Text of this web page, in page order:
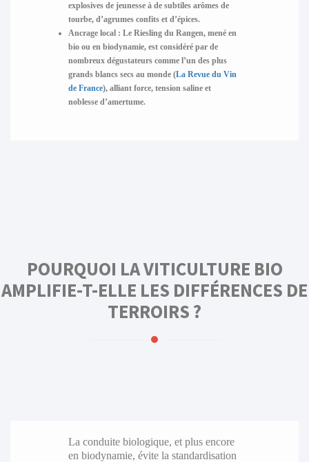
explosives de jeunesse à de subtiles arômes de
tourbe, d’agrumes confits et d’épices.
Ancrage local: Le Riesling du Rangen, mené en
bio ou en biodynamie, est considéré par de
nombreux dégustateurs comme l’un des plus
grands blancs secs au monde (La Revue du Vin
de France), alliant force, tension saline et
noblesse d’amertume.
POURQUOI LA VITICULTURE BIO
AMPLIFIE-T-ELLE LES DIFFÉRENCES DE
TERROIRS ?
La conduite biologique, et plus encore
en biodynamie, évite la standardisation